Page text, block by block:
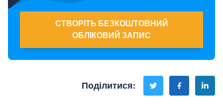
СТВОРІТЬ БЕЗКОШТОВНИЙ
ОБЛІКОВИЙ ЗАПИС
Поділитися: